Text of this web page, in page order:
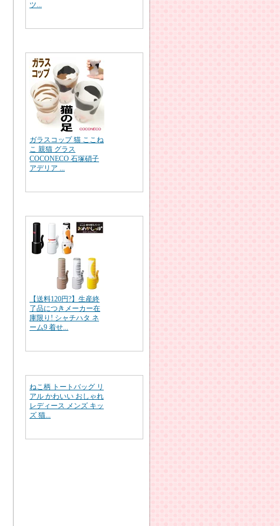
ツ...
ガラスコップ 猫 ここね
こ 親猫 グラス
COCONECO 石塚硝子
アデリア ...
【送料120円?】生産終
了品につきメーカー在
庫限り! シャチハタ ネ
ーム9 着せ...
ねこ柄 トートバッグ リ
アル かわいい おしゃれ
レディース メンズ キッ
ズ 猫...